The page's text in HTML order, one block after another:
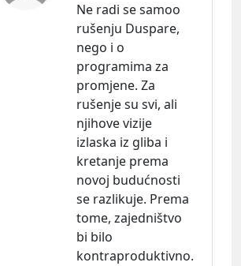
Ne radi se samoo
rušenju Duspare,
nego i o
programima za
promjene. Za
rušenje su svi, ali
njihove vizije
izlaska iz gliba i
kretanje prema
novoj budućnosti
se razlikuje. Prema
tome, zajedništvo
bi bilo
kontraproduktivno.